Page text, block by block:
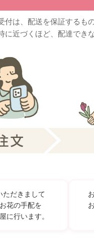
付は、配送を保証するも
に近づくほど、配達でき
ただきまして
花の手配を
に行います。